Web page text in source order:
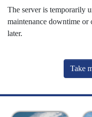
The server is temporarily
maintenance downtime or
later.
Take